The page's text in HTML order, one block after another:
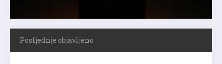
Posljednje objavljeno